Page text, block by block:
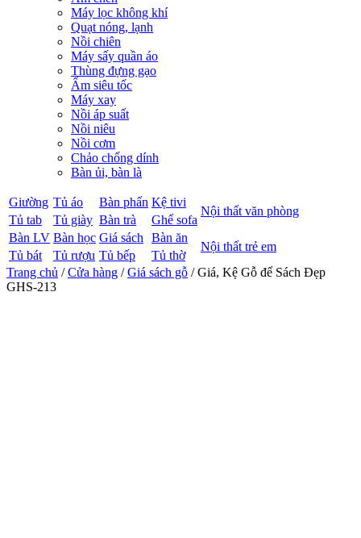
Máy lọc không khí
Quạt nóng, lạnh
Nồi chiên
Máy sấy quần áo
Thùng đựng gạo
Ấm siêu tốc
Máy xay
Nồi áp suất
Nồi niêu
Nồi cơm
Chảo chống dính
Bàn ủi, bàn là
Giường Tủ áo Bàn phấn Kệ tivi
Nội thất văn phòng
Tủ tab Tủ giày Bàn trà
Ghế sofa
Bàn LV Bàn học Giá sách Bàn ăn
Nội thất trẻ em
Tủ bát Tủ rượu Tủ bếp
Tủ thờ
Trang chủ /Cửa hàng /Giá sách gỗ / Giá, Kệ Gỗ để Sách Đẹp
GHS-213